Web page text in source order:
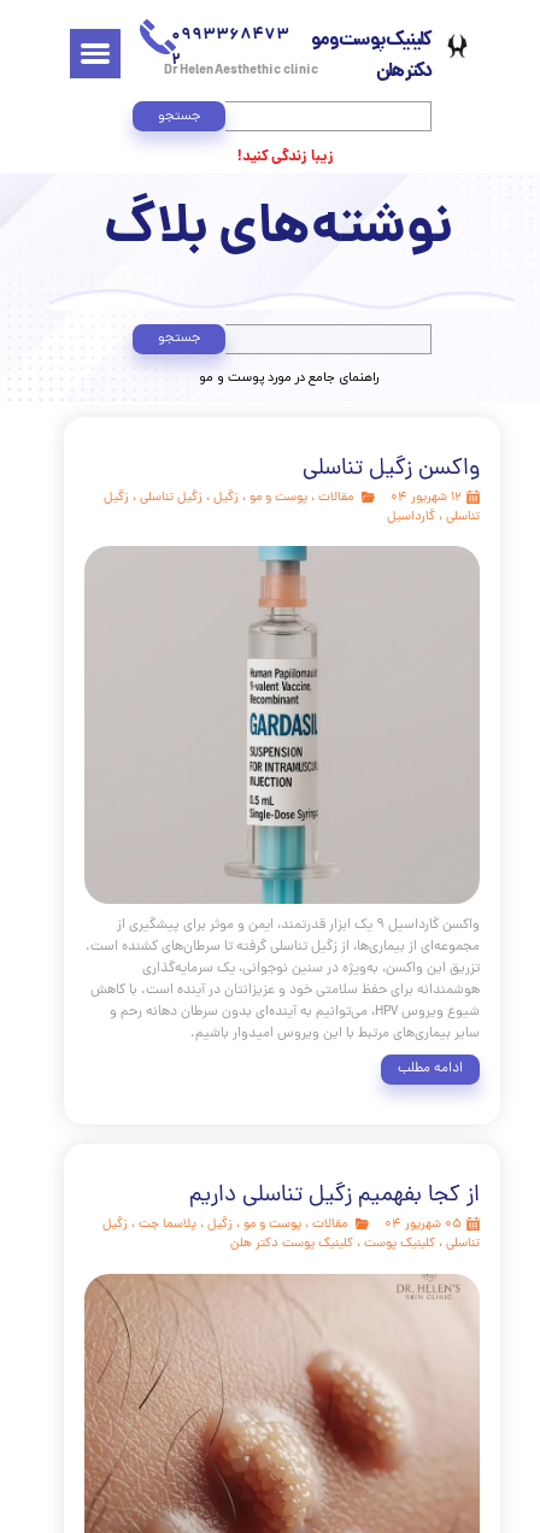
Dr Helen Aesthethic clinic
کلینیک پوست و مو 0993368473
2
جستجو
بلاگ
​راهنمای جامع در مورد پوست و مو
زگیل تناسلی
پوست و مو،زگیل،
برای حفظ سلامتی خود و عزیزانتان در آینده است. با کاهش
شیوع ویروس HPV، می‌توانیم به آینده‌ای بدون سرطان دهانه رحم و
مرتبط با این ویروس امیدوار باشیم.
بفهمیم زگیل تناسلی داریم
مقالات ،پوست و مو،زگیل، پلاسما جت ،زگیل
،کلینیک پوست دکتر هلن